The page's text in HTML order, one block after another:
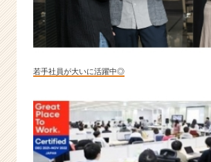
ン
バ
ー
ン
値
を
提
若手社員が大いに活躍中◎